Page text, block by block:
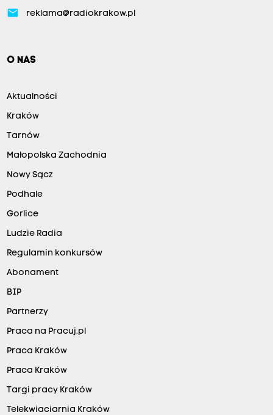
email reklama@radiokrakow.pl
O NAS
Aktualności
Kraków
Tarnów
Małopolska Zachodnia
Nowy Sącz
Podhale
Gorlice
Ludzie Radia
Regulamin konkursów
Abonament
BIP
Partnerzy
Praca na Pracuj.pl
Praca Kraków
Praca Kraków
Targi pracy Kraków
Telekwiaciarnia Kraków